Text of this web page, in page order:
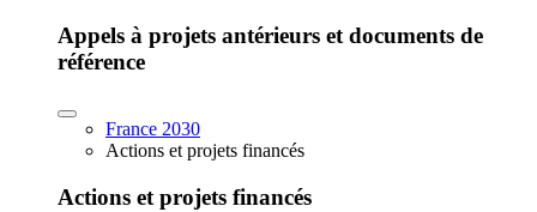
Appels à projets antérieurs et documents de
référence
France 2030
Actions et projets financés
Actions et projets financés